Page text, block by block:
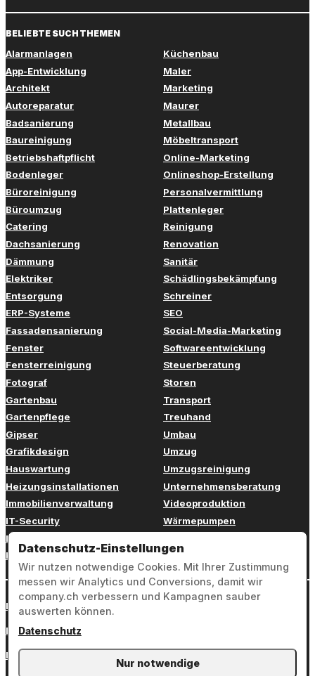
BELIEBTE SUCHTHEMEN
Alarmanlagen
App-Entwicklung
Architekt
Autoreparatur
Badsanierung
Baureinigung
Betriebshaftpflicht
Bodenleger
Büroreinigung
Büroumzug
Catering
Dachsanierung
Dämmung
Elektriker
Entsorgung
ERP-Systeme
Fassadensanierung
Fenster
Fensterreinigung
Fotograf
Gartenbau
Gartenpflege
Gipser
Grafikdesign
Hauswartung
Heizungsinstallationen
Immobilienverwaltung
IT-Security
IT-Support
Klimaanlagen
Küchenbau
Maler
Marketing
Maurer
Metallbau
Möbeltransport
Online-Marketing
Onlineshop-Erstellung
Personalvermittlung
Plattenleger
Reinigung
Renovation
Sanitär
Schädlingsbekämpfung
Schreiner
SEO
Social-Media-Marketing
Softwareentwicklung
Steuerberatung
Storen
Transport
Treuhand
Umbau
Umzug
Umzugsreinigung
Unternehmensberatung
Videoproduktion
Wärmepumpen
Werbung
Login
Impressum
Datenschutz
Datenschutz-Einstellungen
Wir nutzen notwendige Cookies. Mit Ihrer Zustimmung
messen wir Analytics und Conversions, damit wir
company.ch verbessern und Kampagnen sauber
auswerten können.
Datenschutz
Nur notwendige